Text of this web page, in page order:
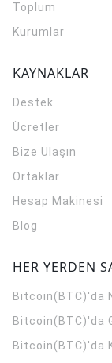
Toplum
Kurumlar
KAYNAKLAR
Destek
Ücretler
Bize Ulaşın
Ortaklar
Hesap Makinesi
Blog
HER YERDEN
Bitcoin(BTC)'da
Bitcoin(BTC)'da
Bitcoin(BTC)'da